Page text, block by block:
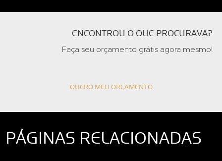
ENCONTROU O QUE PROCURAVA?
Faça seu orçamento grátis agora mesmo!
QUERO MEU ORÇAMENTO
PÁGINAS RELACIONADAS